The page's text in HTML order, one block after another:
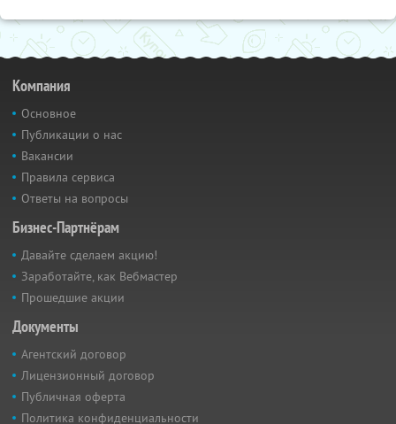
Компания
Основное
Публикации о нас
Вакансии
Правила сервиса
Ответы на вопросы
Бизнес-Партнёрам
Давайте сделаем акцию!
Заработайте, как Вебмастер
Прошедшие акции
Документы
Агентский договор
Лицензионный договор
Публичная оферта
Политика конфиденциальности